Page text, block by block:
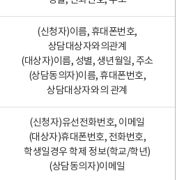
(신청자)이름, 휴대폰번호,
상담대상자와의관계
(대상자)이름, 성별, 생년월일, 주소
(상담동의자)이름, 휴대폰번호,
상담대상자와의 관계
(신청자)유선전화번호, 이메일
(대상자)휴대폰번호, 전화번호,
학생일경우 학제 정보(학교/학년)
(상담동의자)이메일